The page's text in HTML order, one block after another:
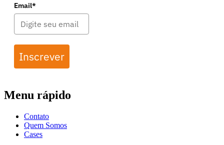
Email*
Inscrever
Menu rápido
Contato
Quem Somos
Cases